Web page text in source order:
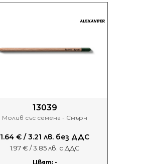
13039
Молив със семена - Смърч
1.64 € / 3.21 лв. без ДДС
1.97 € / 3.85 лв. с ДДС
Цвят: -